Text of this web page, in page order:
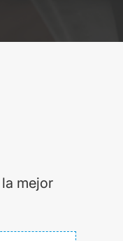
mejor